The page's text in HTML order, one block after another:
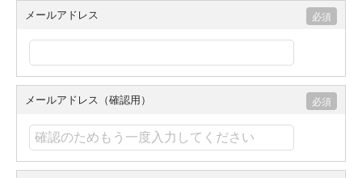
メールアドレス
メールアドレス（確認用）